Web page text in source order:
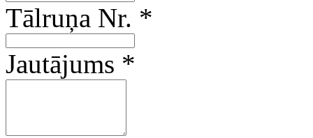
Tālruņa Nr. *
Jautājums *